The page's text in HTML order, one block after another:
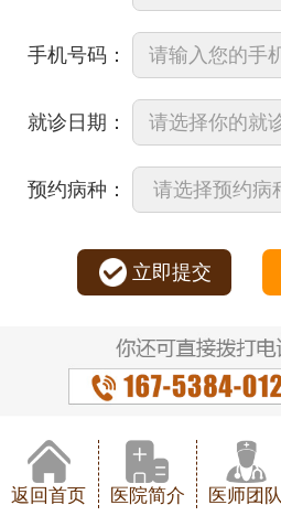
手机号码：
就诊日期：
预约病种：
立即提交
返回首页 医院简介 医师团队